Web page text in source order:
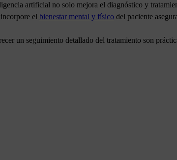
artificial no solo mejora el diagnóstico y
el bienestar mental y físico del paciente
un seguimiento detallado del tratamiento son